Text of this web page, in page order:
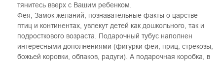
тянитесь вверх с Вашим ребенком.
Фея, Замок желаний, познавательные факты о царстве
птиц и континентах, увлекут детей как дошкольного, так и
подросткового возраста. Подарочный тубус наполнен
интересными дополнениями (фигурки феи, приц, стрекозы,
божьей коровки, облаков, радуги). А подарочная коробка, в